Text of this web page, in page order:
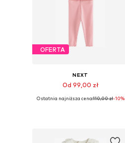
OFERTA
NEXT
Od 99,00 zł
Dostępne w różnych rozmiarach
Ostatnia najniższa cena:110,00 zł-10%